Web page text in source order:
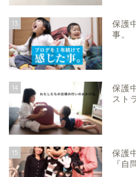
13
保護
事。
14
保護
スト
15
保護
『自